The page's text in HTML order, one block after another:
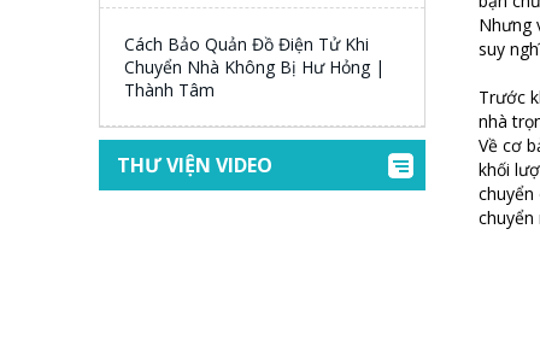
Cách Bảo Quản Đồ Điện Tử Khi
Chuyển Nhà Không Bị Hư Hỏng |
Thành Tâm
THƯ VIỆN VIDEO
Nhưng
suy
Trước
nhà
Về cơ
khối
chuyển